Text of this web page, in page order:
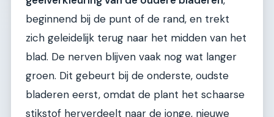
beginnend bij de punt of de rand, en trekt
zich geleidelijk terug naar het midden van het
blad. De nerven blijven vaak nog wat langer
groen. Dit gebeurt bij de onderste, oudste
bladeren eerst, omdat de plant het schaarse
stikstof herverdeelt naar de jonge, nieuwe